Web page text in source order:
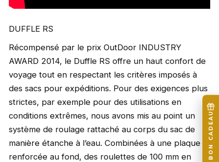
DUFFLE RS
Récompensé par le prix OutDoor INDUSTRY
AWARD 2014, le Duffle RS offre un haut confort de
voyage tout en respectant les critères imposés à
des sacs pour expéditions. Pour des exigences plus
strictes, par exemple pour des utilisations en
conditions extrêmes, nous avons mis au point un
système de roulage rattaché au corps du sac de
manière étanche à l’eau. Combinées à une plaque
renforcée au fond, des roulettes de 100 mm en
BON CADEAU